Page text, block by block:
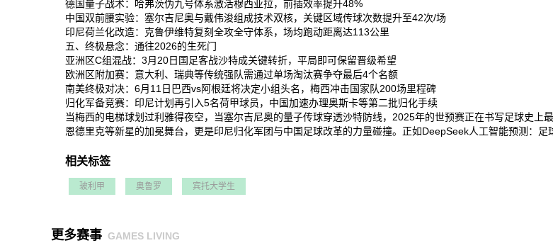
德国量子战术‌：哈弗茨伪九号体系激活穆西亚拉，前插效率提升48%‌
中国双前腰实验‌：塞尔吉尼奥与戴伟浚组成技术双核，关键区域传球次数提升至42次/场‌
印尼荷兰化改造‌：克鲁伊维特复刻全攻全守体系，场均跑动距离达113公里‌
五、终极悬念：通往2026的生死门
亚洲区C组混战‌：3月20日国足客战沙特成关键转折，平局即可保留晋级希望‌
欧洲区附加赛‌：意大利、瑞典等传统强队需通过单场淘汰赛争夺最后4个名额‌
南美终极对决‌：6月11日巴西vs阿根廷将决定小组头名，梅西冲击国家队200场里程碑‌
归化军备竞赛‌：印尼计划再引入5名荷甲球员，中国加速办理奥斯卡等第二批归化手续‌
当梅西的电梯球划过利雅得夜空，当塞尔吉尼奥的量子传球穿透沙特防线，2025年的世预赛正在书写足球史上
恩德里克等新星的加冕舞台，更是印尼归化军团与中国足球改革的力量碰撞。正如DeepSeek人工智能预测：
相关标签
玻利甲 奥鲁罗 宾托大学生
更多赛事 GAMES LIVING